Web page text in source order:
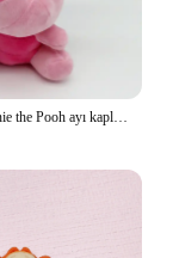
12-20cm Winnie the Pooh ayı kaplan domuz Anime sevimli karikatür peluş bebekler oyuncaklar anahtarlık kolye odası dekorasyon çocuklar için doğum günü hediyesi